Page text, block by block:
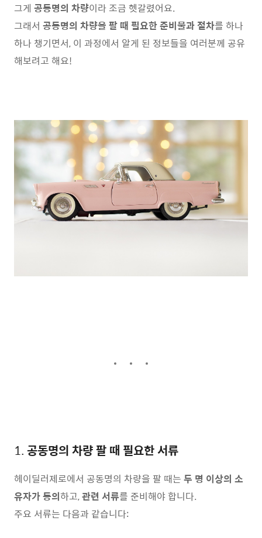
그게 공동명의 차량이라 조금 헷갈렸어요.
그래서 공동명의 차량을 팔 때 필요한 준비물과 절차를 하나
하나 챙기면서, 이 과정에서 알게 된 정보들을 여러분께 공유
해보려고 해요!
1. 공동명의 차량 팔 때 필요한 서류
헤이딜러제로에서 공동명의 차량을 팔 때는 두 명 이상의 소
유자가 동의하고,관련 서류를 준비해야 합니다.
주요 서류는 다음과 같습니다: